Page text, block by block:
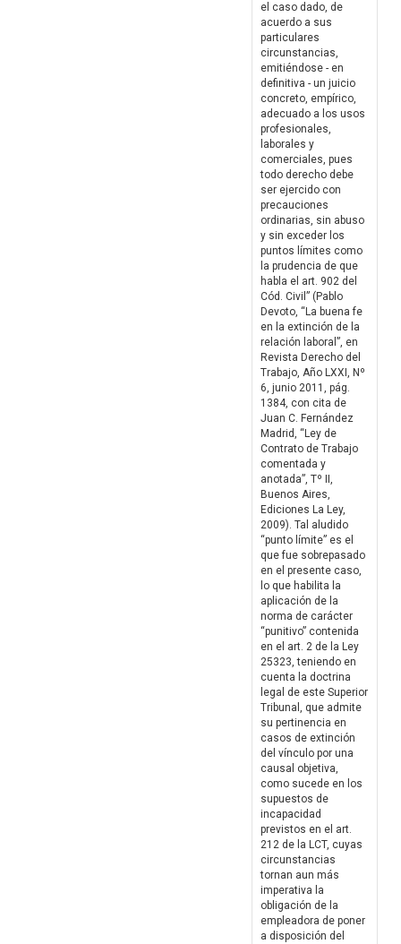
el caso dado, de
acuerdo a sus
particulares
circunstancias,
emitiéndose - en
definitiva - un juicio
concreto, empírico,
adecuado a los usos
profesionales,
laborales y
comerciales, pues
todo derecho debe
ser ejercido con
precauciones
ordinarias, sin abuso
y sin exceder los
puntos límites como
la prudencia de que
habla el art. 902 del
Cód. Civil” (Pablo
Devoto, “La buena fe
en la extinción de la
relación laboral”, en
Revista Derecho del
Trabajo, Año LXXI, Nº
6, junio 2011, pág.
1384, con cita de
Juan C. Fernández
Madrid, “Ley de
Contrato de Trabajo
comentada y
anotada”, Tº II,
Buenos Aires,
Ediciones La Ley,
2009). Tal aludido
“punto límite” es el
que fue sobrepasado
en el presente caso,
lo que habilita la
aplicación de la
norma de carácter
“punitivo” contenida
en el art. 2 de la Ley
25323, teniendo en
cuenta la doctrina
legal de este Superior
Tribunal, que admite
su pertinencia en
casos de extinción
del vínculo por una
causal objetiva,
como sucede en los
supuestos de
incapacidad
previstos en el art.
212 de la LCT, cuyas
circunstancias
tornan aun más
imperativa la
obligación de la
empleadora de poner
a disposición del